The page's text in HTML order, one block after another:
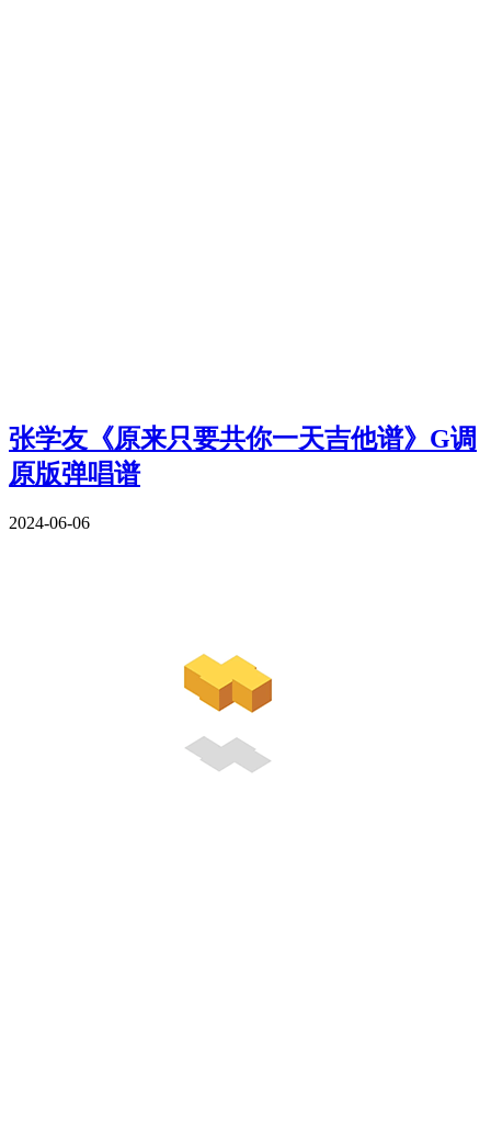
张学友《原来只要共你一天吉他谱》G调
原版弹唱谱
2024-06-06